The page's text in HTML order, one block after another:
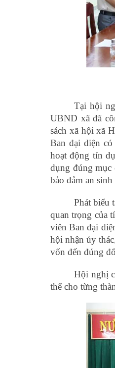
Tại hội
UBND xã đã
sách xã hội xã
Ban đại diện
hoạt động tín
dụng đúng mục
bảo đảm an
Phát biểu
quan trọng của
viên Ban đại
hội nhận ủy
vốn đến đúng
Hội nghị
thể cho từng